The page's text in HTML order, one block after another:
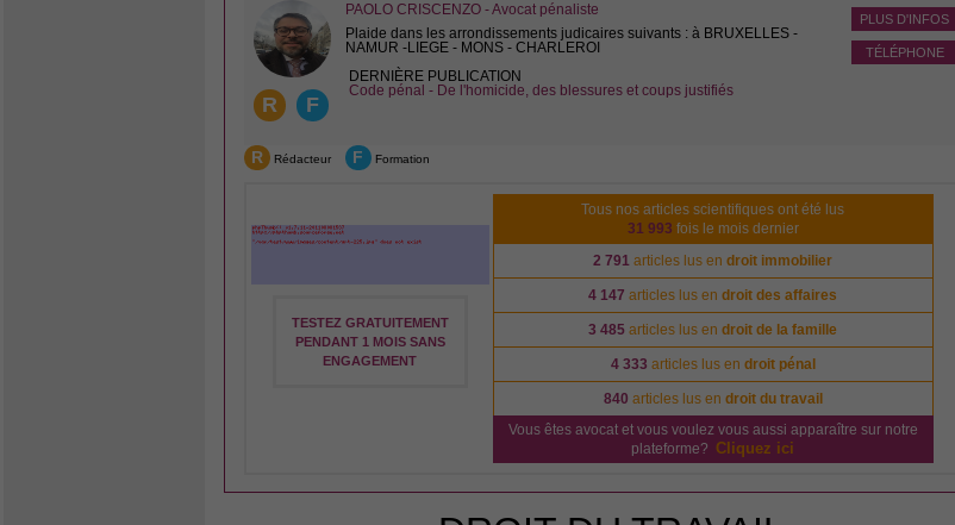
R F
PLUS D'INFOS
TÉLÉPHONE
PAOLO CRISCENZO - Avocat pénaliste
Plaide dans les arrondissements judicaires suivants : à BRUXELLES -
NAMUR -LIEGE - MONS - CHARLEROI
DERNIÈRE PUBLICATION
Code pénal - De l'homicide, des blessures et coups justifiés
R Rédacteur F Formation
TESTEZ GRATUITEMENT
PENDANT 1 MOIS SANS
ENGAGEMENT
Tous nos articles scientifiques ont été lus
31 993 fois le mois dernier
2 791 articles lus endroit immobilier
4 147 articles lus endroit des affaires
3 485 articles lus endroit de la famille
4 333 articles lus en droit pénal
840 articles lus en droit du travail
Vous êtes avocat et vous voulez vous aussi apparaître sur notre
plateforme? Cliquez ici